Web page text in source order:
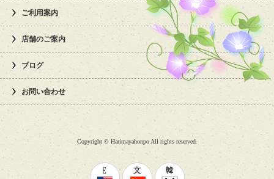
ご利用案内
店舗のご案内
ブログ
お問い合わせ
Copyright © Harimayahonpo All rights reserved.